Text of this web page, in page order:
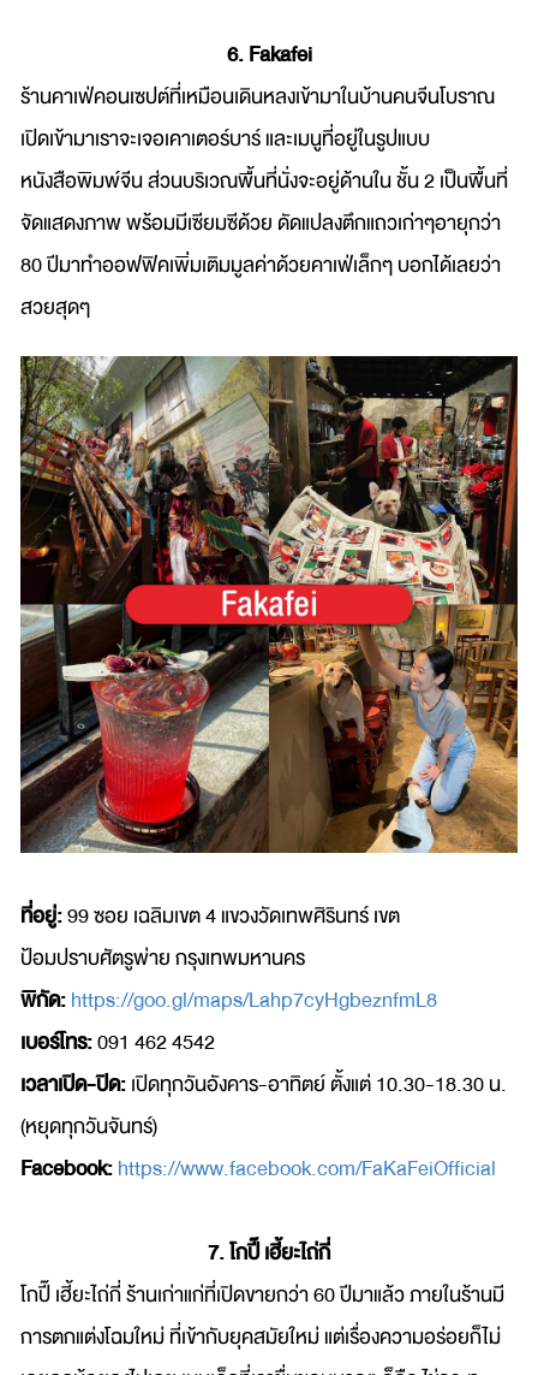
6. Fakafei
ร้านคาเฟ่คอนเซปต์ที่เหมือนเดินหลงเข้ามาในบ้านคนจีนโบราณ
เปิดเข้ามาเราจะเจอเคาเตอร์บาร์ และเมนูที่อยู่ในรูปแบบ
หนังสือพิมพ์จีน ส่วนบริเวณพื้นที่นั่งจะอยู่ด้านใน ชั้น 2 เป็นพื้นที่
จัดแสดงภาพ พร้อมมีเซียมซีด้วย ดัดแปลงตึกแถวเก่าๆอายุกว่า
80 ปีมาทำออฟฟิคเพิ่มเติมมูลค่าด้วยคาเฟ่เล็กๆ บอกได้เลยว่า
สวยสุดๆ
ที่อยู่:99 ซอย เฉลิมเขต 4 แขวงวัดเทพศิรินทร์ เขต
ป้อมปราบศัตรูพ่าย กรุงเทพมหานคร
พิกัด:https://goo.gl/maps/Lahp7cyHgbeznfmL8
เบอร์โทร:091 462 4542
เวลาเปิด-ปิด:เปิดทุกวันอังคาร-อาทิตย์ ตั้งแต่ 10.30-18.30 น.
(หยุดทุกวันจันทร์)
Facebook:https://www.facebook.com/FaKaFeiOfficial
7. โกปี๊ เฮี้ยะไถ่กี่
โกปี๊ เฮี้ยะไถ่กี่ ร้านเก่าแก่ที่เปิดขายกว่า 60 ปีมาแล้ว ภายในร้านมี
การตกแต่งโฉมใหม่ ที่เข้ากับยุคสมัยใหม่ แต่เรื่องความอร่อยก็ไม่